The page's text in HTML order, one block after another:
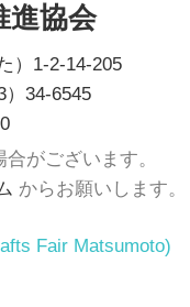
進協会
）1-2-14-205
）34-6545
がございます。
からお願いします。
Fair Matsumoto)